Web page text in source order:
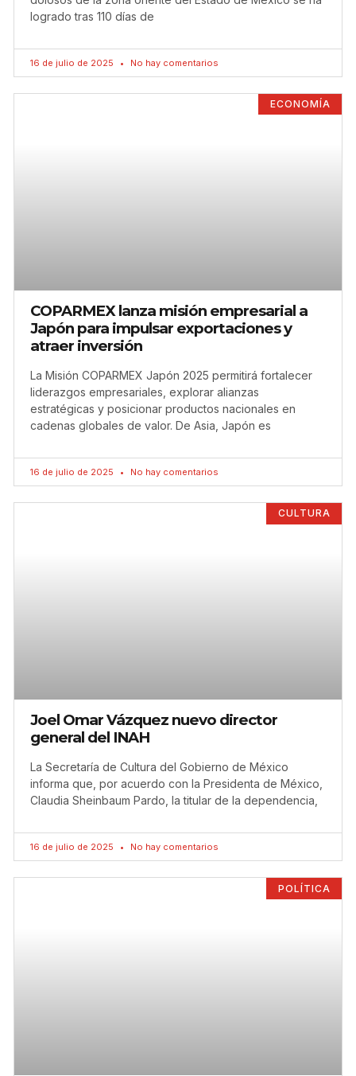
logrado tras 110 días de
16 de julio de 2025 No hay comentarios
ECONOMÍA
COPARMEX lanza misión empresarial a
Japón para impulsar exportaciones y
atraer inversión
La Misión COPARMEX Japón 2025 permitirá fortalecer
liderazgos empresariales, explorar alianzas
estratégicas y posicionar productos nacionales en
cadenas globales de valor. De Asia, Japón es
16 de julio de 2025 No hay comentarios
CULTURA
Joel Omar Vázquez nuevo director
general del INAH
La Secretaría de Cultura del Gobierno de México
informa que, por acuerdo con la Presidenta de México,
Claudia Sheinbaum Pardo, la titular de la dependencia,
16 de julio de 2025 No hay comentarios
POLÍTICA